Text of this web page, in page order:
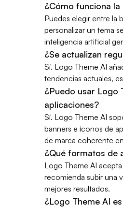
¿Cómo funciona
Puedes elegir entre la
personalizar un tema
inteligencia artificial
¿Se actualizan
Sí. Logo Theme AI
tendencias actuales,
¿Puedo usar Logo
aplicaciones?
Sí. Logo Theme AI
banners e íconos de
de marca coherente
¿Qué formatos de
Logo Theme AI
recomienda subir una
mejores resultados.
¿Logo Theme AI